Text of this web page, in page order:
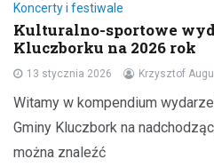
Koncerty i festiwale
Kulturalno-sportowe
Kluczborku na 2026 rok
13 stycznia 2026 Krzysztof
Witamy w kompendium
Gminy Kluczbork na
można znaleźć